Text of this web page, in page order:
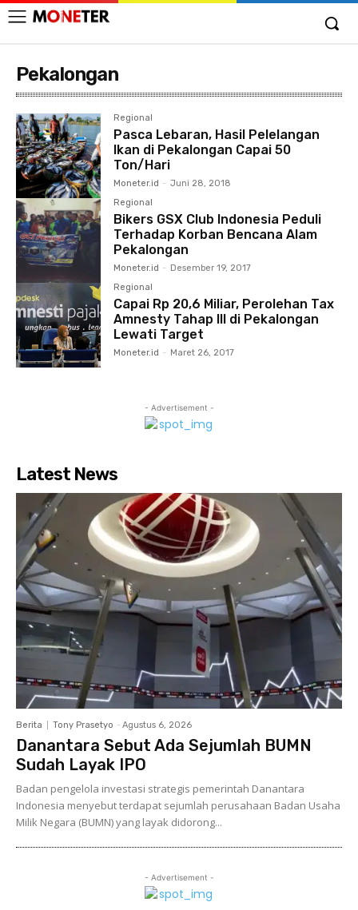
Pekalongan
Regional
Pasca Lebaran, Hasil Pelelangan
Ikan di Pekalongan Capai 50
Ton/Hari
Moneter.id - Juni 28, 2018
Regional
Bikers GSX Club Indonesia Peduli
Terhadap Korban Bencana Alam
Pekalongan
Moneter.id -
Desember 19, 2017
Regional
Capai Rp 20,6 Miliar, Perolehan Tax
Amnesty Tahap III di Pekalongan
Lewati Target
Moneter.id - Maret 26, 2017
- Advertisement -
Latest News
Berita Tony Prasetyo - Agustus 6, 2026
Danantara Sebut Ada Sejumlah BUMN
Sudah Layak IPO
Badan pengelola investasi strategis pemerintah Danantara
Indonesia menyebut terdapat sejumlah perusahaan Badan Usaha
Milik Negara (BUMN) yang layak didorong...
- Advertisement -